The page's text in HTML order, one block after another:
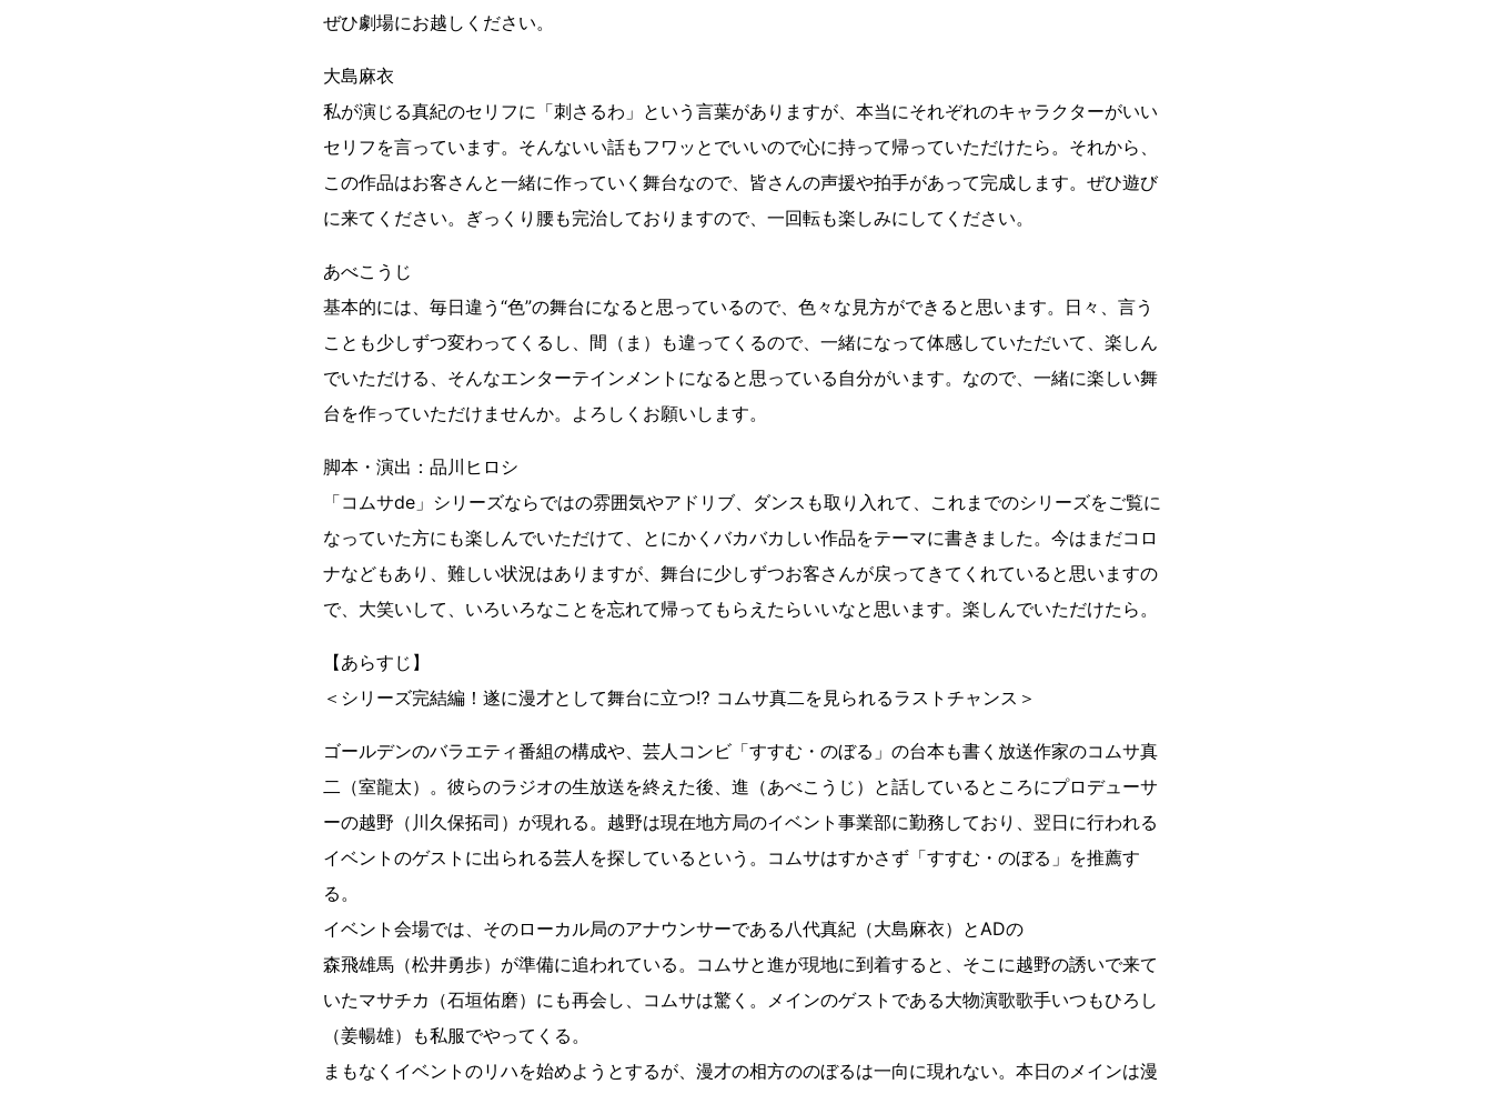
ぜひ劇場にお越しください。
大島麻衣
私が演じる真紀のセリフに「刺さるわ」という言葉がありますが、本当にそれぞれのキャラクターがいい
セリフを言っています。そんないい話もフワッとでいいので心に持って帰っていただけたら。それから、
この作品はお客さんと一緒に作っていく舞台なので、皆さんの声援や拍手があって完成します。ぜひ遊び
に来てください。ぎっくり腰も完治しておりますので、一回転も楽しみにしてください。
あべこうじ
基本的には、毎日違う“色”の舞台になると思っているので、色々な見方ができると思います。日々、言う
ことも少しずつ変わってくるし、間（ま）も違ってくるので、一緒になって体感していただいて、楽しん
でいただける、そんなエンターテインメントになると思っている自分がいます。なので、一緒に楽しい舞
台を作っていただけませんか。よろしくお願いします。
脚本・演出：品川ヒロシ
「コムサde」シリーズならではの雰囲気やアドリブ、ダンスも取り入れて、これまでのシリーズをご覧に
なっていた方にも楽しんでいただけて、とにかくバカバカしい作品をテーマに書きました。今はまだコロ
ナなどもあり、難しい状況はありますが、舞台に少しずつお客さんが戻ってきてくれていると思いますの
で、大笑いして、いろいろなことを忘れて帰ってもらえたらいいなと思います。楽しんでいただけたら。
【あらすじ】
＜シリーズ完結編！遂に漫才として舞台に立つ⁉ コムサ真二を見られるラストチャンス＞
ゴールデンのバラエティ番組の構成や、芸人コンビ「すすむ・のぼる」の台本も書く放送作家のコムサ真
二（室龍太）。彼らのラジオの生放送を終えた後、進（あべこうじ）と話しているところにプロデューサ
ーの越野（川久保拓司）が現れる。越野は現在地方局のイベント事業部に勤務しており、翌日に行われる
イベントのゲストに出られる芸人を探しているという。コムサはすかさず「すすむ・のぼる」を推薦す
る。
イベント会場では、そのローカル局のアナウンサーである八代真紀（大島麻衣）とADの
森飛雄馬（松井勇歩）が準備に追われている。コムサと進が現地に到着すると、そこに越野の誘いで来て
いたマサチカ（石垣佑磨）にも再会し、コムサは驚く。メインのゲストである大物演歌歌手いつもひろし
（姜暢雄）も私服でやってくる。
まもなくイベントのリハを始めようとするが、漫才の相方ののぼるは一向に現れない。本日のメインは漫